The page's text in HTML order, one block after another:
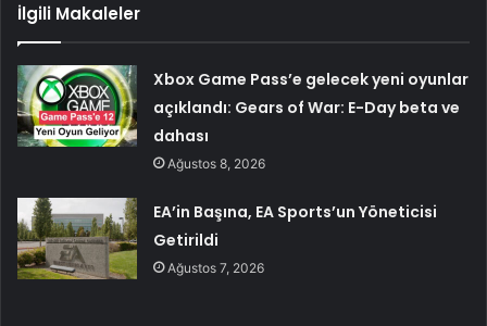
İlgili Makaleler
Xbox Game Pass’e gelecek yeni oyunlar
açıklandı: Gears of War: E-Day beta ve
dahası
Ağustos 8, 2026
EA’in Başına, EA Sports’un Yöneticisi
Getirildi
Ağustos 7, 2026